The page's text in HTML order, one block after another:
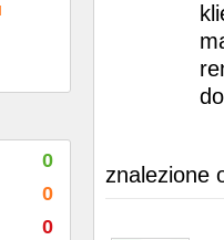
0
0
0
znalezione